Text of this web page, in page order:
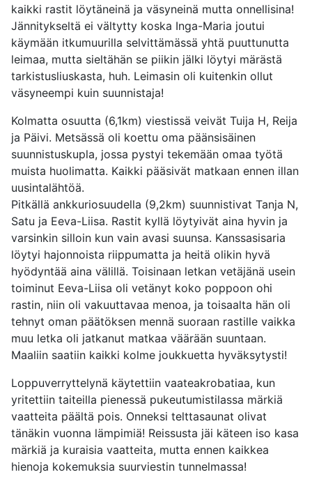
kaikki rastit löytäneinä ja väsyneinä mutta onnellisina!
Jännitykseltä ei vältytty koska Inga-Maria joutui
käymään itkumuurilla selvittämässä yhtä puuttunutta
leimaa, mutta sieltähän se piikin jälki löytyi märästä
tarkistusliuskasta, huh. Leimasin oli kuitenkin ollut
väsyneempi kuin suunnistaja!
Kolmatta osuutta (6,1km) viestissä veivät Tuija H, Reija
ja Päivi. Metsässä oli koettu oma päänsisäinen
suunnistuskupla, jossa pystyi tekemään omaa työtä
muista huolimatta. Kaikki pääsivät matkaan ennen illan
uusintalähtöä.
Pitkällä ankkuriosuudella (9,2km) suunnistivat Tanja N,
Satu ja Eeva-Liisa. Rastit kyllä löytyivät aina hyvin ja
varsinkin silloin kun vain avasi suunsa. Kanssasisaria
löytyi hajonnoista riippumatta ja heitä olikin hyvä
hyödyntää aina välillä. Toisinaan letkan vetäjänä usein
toiminut Eeva-Liisa oli vetänyt koko poppoon ohi
rastin, niin oli vakuuttavaa menoa, ja toisaalta hän oli
tehnyt oman päätöksen mennä suoraan rastille vaikka
muu letka oli jatkanut matkaa väärään suuntaan.
Maaliin saatiin kaikki kolme joukkuetta hyväksytysti!
Loppuverryttelynä käytettiin vaateakrobatiaa, kun
yritettiin taiteilla pienessä pukeutumistilassa märkiä
vaatteita päältä pois. Onneksi telttasaunat olivat
tänäkin vuonna lämpimiä! Reissusta jäi käteen iso kasa
märkiä ja kuraisia vaatteita, mutta ennen kaikkea
hienoja kokemuksia suurviestin tunnelmassa!